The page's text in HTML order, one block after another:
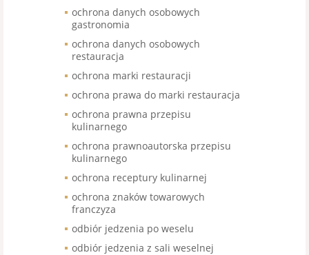
ochrona danych osobowych
gastronomia
ochrona danych osobowych
restauracja
ochrona marki restauracji
ochrona prawa do marki restauracja
ochrona prawna przepisu
kulinarnego
ochrona prawnoautorska przepisu
kulinarnego
ochrona receptury kulinarnej
ochrona znaków towarowych
franczyza
odbiór jedzenia po weselu
odbiór jedzenia z sali weselnej